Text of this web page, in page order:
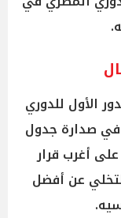
الأول للدوري
صدارة جدول
أغرب قرار
عن أفضل